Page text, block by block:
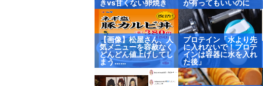
きvs甘くない卵焼き が有ってもいいのに
【画像】松屋さん、人
気メニューを容赦なく
どんどん値上げしてし
まう……
プロテイン「水より先
に入れないで！プロテ
インは容器に水を入れ
た後」